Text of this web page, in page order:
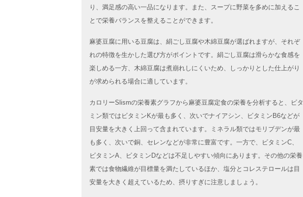
り、満足感の高い一品になります。また、スープに野菜を多めに加えるこ
とで栄養バランスを整えることができます。
麻婆豆腐に用いる豆腐は、絹ごし豆腐や木綿豆腐が選ばれますが、それぞ
れの特徴を生かした選び方がポイントです。絹ごし豆腐は滑らかな食感を
楽しめる一方、木綿豆腐は煮崩れしにくいため、しっかりとした仕上がり
が求められる場合に適しています。
カロリーSlismの栄養素グラフから麻婆豆腐定食の栄養を分析すると、ビタ
ミン類ではビタミンKが最も多く、次いでナイアシン、ビタミンB6などが
目安量を大きく上回って含まれています。ミネラル類ではモリブデンが最
も多く、次いで銅、セレンなどが非常に豊富です。一方で、ビタミンC、
ビタミンA、ビタミンDなどは不足しやすい傾向にあります。その他の栄養
素では食物繊維が目標量を満たしているほか、塩分とコレステロールは目
安量を大きく超えているため、摂りすぎに注意しましょう。